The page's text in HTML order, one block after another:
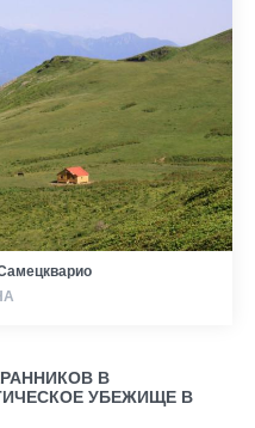
В
УБЕЖИЩЕ В